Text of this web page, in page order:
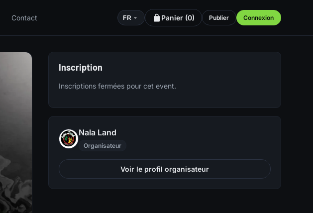
Contact FR Panier (0) Publier Connexion
Inscription
Inscriptions fermées pour cet event.
Nala Land
Organisateur
Voir le profil organisateur